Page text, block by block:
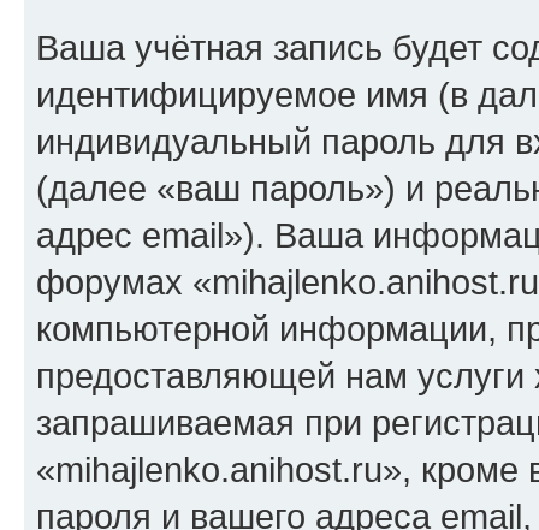
Ваша учётная запись будет
идентифицируемое имя (в
индивидуальный пароль для
(далее «ваш пароль») и
адрес email»). Ваша
форумах
компьютерной информации,
предоставляющей нам
запрашиваемая при
«mihajlenko.anihost.ru», кроме
пароля и вашего адреса